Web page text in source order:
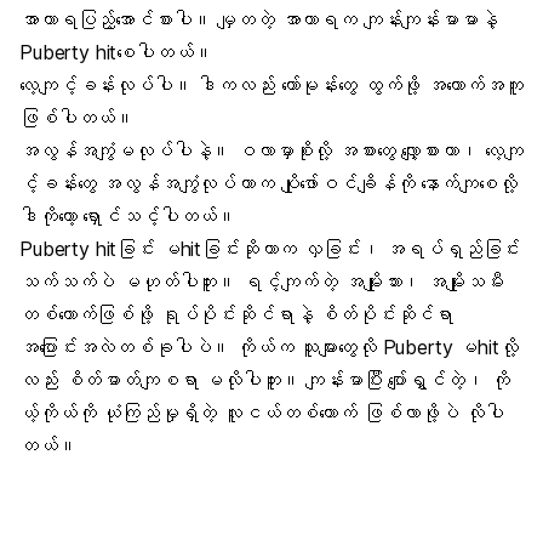
အာဟာရပြည့်အောင်စားပါ။ မျှတတဲ့ အာဟာရက ကျန်းကျန်းမာမာနဲ့
Puberty hitစေပါတယ်။
လေ့ကျင့်ခန်းလုပ်ပါ။ ဒါကလည်း ဟော်မုန်းတွေ ထွက်ဖို့ အထောက်အကူ
ဖြစ်ပါတယ်။
အလွန်အကျွံမလုပ်ပါနဲ့။ ဝလာမှာစိုးလို့ အစားတွေ လျှော့စားတာ၊ လေ့ကျ
င့်ခန်းတွေ အလွန်အကျွံလုပ်တာက ပျိုဖော်ဝင်ချိန်ကို နောက်ကျစေလို့
ဒါကိုတော့ ရှောင်သင့်ပါတယ်။
Puberty hitခြင်း မhitခြင်းဆိုတာက လှခြင်း၊ အရပ်ရှည်ခြင်း
သက်သက်ပဲ မဟုတ်ပါဘူး။ ရင့်ကျက်တဲ့ အမျိုးသား၊ အမျိုးသမီး
တစ်ယောက်ဖြစ်ဖို့ ရုပ်ပိုင်းဆိုင်ရာနဲ့ စိတ်ပိုင်းဆိုင်ရာ
အပြောင်းအလဲတစ်ခုပါပဲ။ ကိုယ်က သူများတွေလို Puberty မhitလို့
လည်း စိတ်ဓာတ်ကျစရာ မလိုပါဘူး။ ကျန်းမာပြီး ပျော်ရွှင်တဲ့၊ ကို
ယ့်ကိုယ်ကို ယုံကြည်မှုရှိတဲ့ လူငယ်တစ်ယောက် ဖြစ်လာဖို့ပဲ လိုပါ
တယ်။